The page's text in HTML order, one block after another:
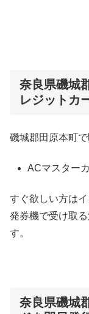
奈良県磯城
レジットカ
磯城郡田原本町
ACマスター
すぐ欲しい方は
発券機で受け取
す。
奈良県磯城